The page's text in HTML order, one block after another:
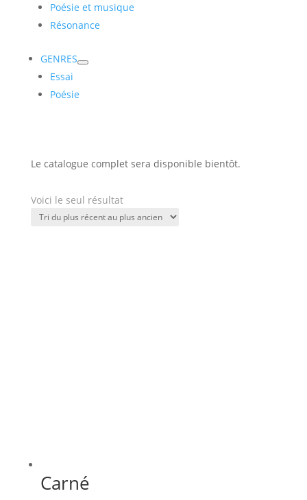
Poésie et musique
Résonance
GENRES
Essai
Poésie
Le catalogue complet sera disponible bientôt.
Voici le seul résultat
Carné